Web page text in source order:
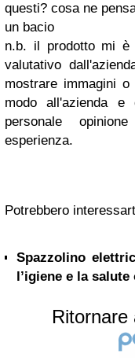
questi? cosa ne
un bacio
n.b. il prodotto mi è
valutativo
mostrare immagini
modo all'azienda
personale
esperienza.
Potrebbero
Spazzolino
l’igiene e la salute
Ritornare